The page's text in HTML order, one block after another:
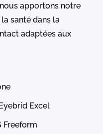
apportons notre
santé dans la
adaptées aux
Excel
Freeform